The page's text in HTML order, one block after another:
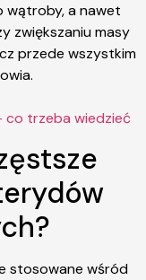
wątroby, a nawet
zwiększaniu masy
przede wszystkim
co trzeba wiedzieć
stosowane wśród